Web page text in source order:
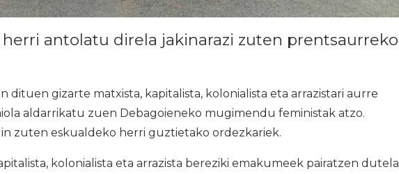
antolatu direla jakinarazi zuten prentsaurreko
dituen gizarte matxista, kapitalista, kolonialista eta arrazistari aurre
aldarrikatu zuen Debagoieneko mugimendu feministak atzo.
zuten eskualdeko herri guztietako ordezkariek.
kolonialista eta arrazista bereziki emakumeek pairatzen dutela